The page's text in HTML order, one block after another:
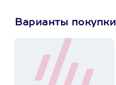
Варианты покупки